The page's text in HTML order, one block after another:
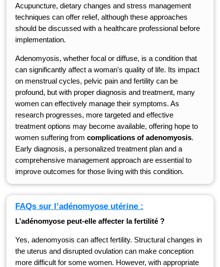
Acupuncture, dietary changes and stress management
techniques can offer relief, although these approaches
should be discussed with a healthcare professional before
implementation.
Adenomyosis, whether focal or diffuse, is a condition that
can significantly affect a woman's quality of life. Its impact
on menstrual cycles, pelvic pain and fertility can be
profound, but with proper diagnosis and treatment, many
women can effectively manage their symptoms. As
research progresses, more targeted and effective
treatment options may become available, offering hope to
women suffering fromcomplications of adenomyosis.
Early diagnosis, a personalized treatment plan and a
comprehensive management approach are essential to
improve outcomes for those living with this condition.
FAQs sur l’adénomyose utérine :
L’adénomyose peut-elle affecter la fertilité ?
Yes, adenomyosis can affect fertility. Structural changes in
the uterus and disrupted ovulation can make conception
more difficult for some women. However, with appropriate